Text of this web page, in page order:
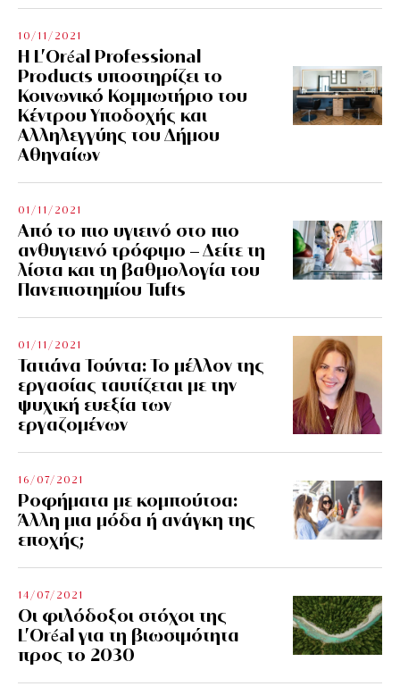
10/11/2021
Η L’Οréal Professional
Products υποστηρίζει το
Κοινωνικό Κομμωτήριο του
Κέντρου Υποδοχής και
Αλληλεγγύης του Δήμου
Αθηναίων
01/11/2021
Από το πιο υγιεινό στο πιο
ανθυγιεινό τρόφιμο – Δείτε τη
λίστα και τη βαθμολογία του
Πανεπιστημίου Tufts
01/11/2021
Τατιάνα Τούντα: Το μέλλον της
εργασίας ταυτίζεται με την
ψυχική ευεξία των
εργαζομένων
16/07/2021
Ροφήματα με κομπούτσα:
Άλλη μια μόδα ή ανάγκη της
εποχής;
14/07/2021
Οι φιλόδοξοι στόχοι της
L’Oréal για τη βιωσιμότητα
προς το 2030